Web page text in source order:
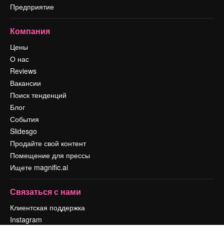
Предприятие
Компания
Цены
О нас
Reviews
Вакансии
Поиск тенденций
Блог
События
Slidesgo
Продайте свой контент
Помещение для прессы
Ищете magnific.ai
Связаться с нами
Клиентская поддержка
Instagram